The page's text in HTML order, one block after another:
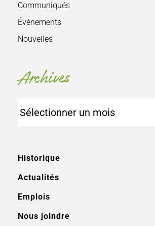
Communiqués
Événements
Nouvelles
Archives
Historique
Actualités
Emplois
Nous joindre